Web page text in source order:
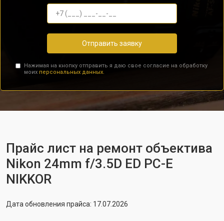
Отправить заявку
Нажимая на кнопку отправить я даю свое согласие на обработку
моих персональных данных.
Прайс лист на ремонт объектива
Nikon 24mm f/3.5D ED PC-E
NIKKOR
Дата обновления прайса: 17.07.2026